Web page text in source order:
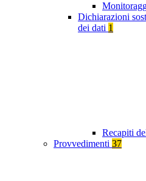
Dichiarazioni
dei dati 1
Recapiti
Provvedimenti 37